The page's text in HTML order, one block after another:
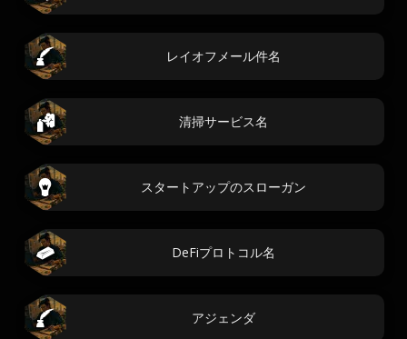
レイオフメール件名
清掃サービス名
スタートアップのスローガン
DeFiプロトコル名
アジェンダ